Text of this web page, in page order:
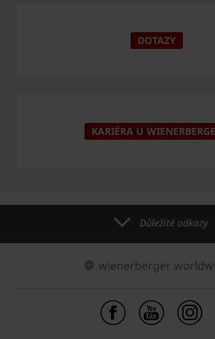
DOTAZY
KARIÉRA U
Důležité odkazy
wienerberger